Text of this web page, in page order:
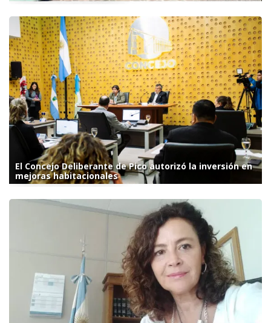
El Concejo Deliberante de Pico autorizó la inversión en
mejoras habitacionales